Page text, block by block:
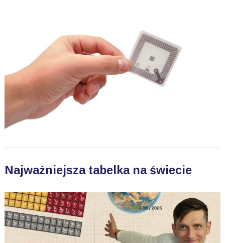
Najważniejsza tabelka na świecie